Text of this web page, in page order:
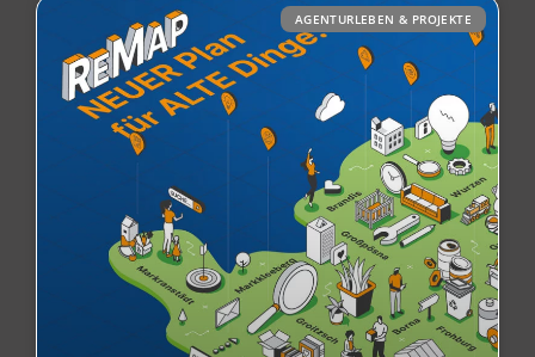
AGENTURLEBEN & PROJEKTE